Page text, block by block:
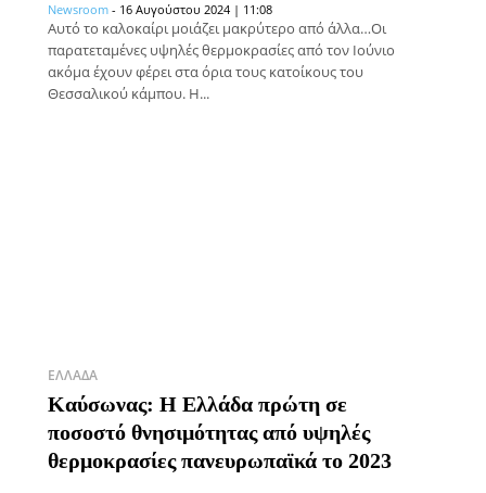
Newsroom - 16 Αυγούστου 2024 | 11:08
Αυτό το καλοκαίρι μοιάζει μακρύτερο από άλλα…Οι
παρατεταμένες υψηλές θερμοκρασίες από τον Ιούνιο
ακόμα έχουν φέρει στα όρια τους κατοίκους του
Θεσσαλικού κάμπου. Η...
ΕΛΛΆΔΑ
Καύσωνας: Η Ελλάδα πρώτη σε
ποσοστό θνησιμότητας από υψηλές
θερμοκρασίες πανευρωπαϊκά το 2023